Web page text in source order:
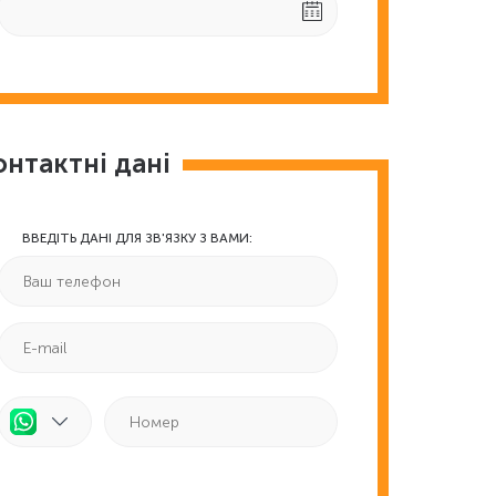
дані
ВВЕДІТЬ ДАНІ ДЛЯ ЗВ'ЯЗКУ З ВАМИ: